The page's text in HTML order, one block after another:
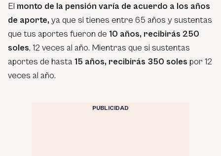
El monto de la pensión varía de acuerdo a los años
de aporte, ya que si tienes entre 65 años y sustentas
que tus aportes fueron de 10 años, recibirás 250
soles, 12 veces al año. Mientras que si sustentas
aportes de hasta 15 años, recibirás 350 soles por 12
veces al año.
PUBLICIDAD